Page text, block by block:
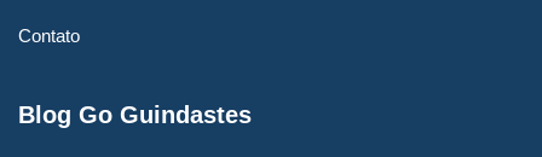
Contato
Blog Go Guindastes